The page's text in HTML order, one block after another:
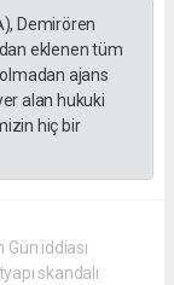
Demirören
eklenen tüm
ajans
alan hukuki
hiç bir
iddiası
skandalı